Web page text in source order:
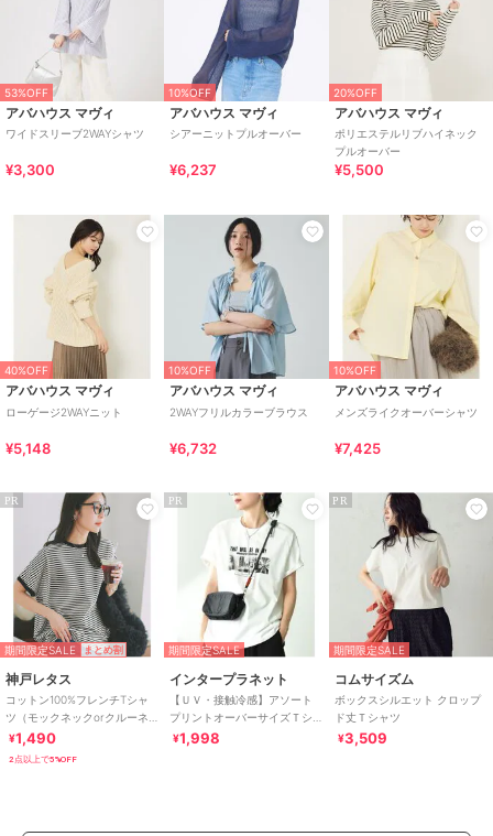
53%OFF
アバハウス マヴィ
ワイドスリーブ2WAYシャツ
¥3,300
10%OFF
アバハウス マヴィ
シアーニットプルオーバー
¥6,237
20%OFF
アバハウス マヴィ
ポリエステルリブハイネック
プルオーバー
¥5,500
40%OFF
アバハウス マヴィ
ローゲージ2WAYニット
¥5,148
10%OFF
アバハウス マヴィ
2WAYフリルカラーブラウス
¥6,732
10%OFF
アバハウス マヴィ
メンズライクオーバーシャツ
¥7,425
PR
期間限定SALE まとめ割
神戸レタス
コットン100%フレンチTシャ
ツ（モックネックorクルーネ
ック） [C4819]
¥1,490
2点以上で5%OFF
PR
期間限定SALE
インタープラネット
【ＵＶ・接触冷感】アソート
プリントオーバーサイズＴシ
ャツ
¥1,998
PR
期間限定SALE
コムサイズム
ボックスシルエット クロップ
ド丈Ｔシャツ
¥3,509